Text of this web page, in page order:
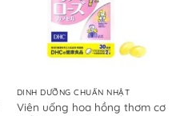
DINH DƯỠNG CHUẨN NHẬT
Viên uống hoa hồng thơm cơ